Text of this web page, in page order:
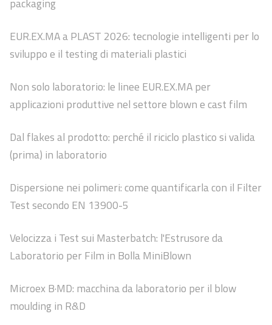
packaging
EUR.EX.MA a PLAST 2026: tecnologie intelligenti per lo
sviluppo e il testing di materiali plastici
Non solo laboratorio: le linee EUR.EX.MA per
applicazioni produttive nel settore blown e cast film
Dal flakes al prodotto: perché il riciclo plastico si valida
(prima) in laboratorio
Dispersione nei polimeri: come quantificarla con il Filter
Test secondo EN 13900-5
Velocizza i Test sui Masterbatch: l'Estrusore da
Laboratorio per Film in Bolla MiniBlown
Microex B·MD: macchina da laboratorio per il blow
moulding in R&D